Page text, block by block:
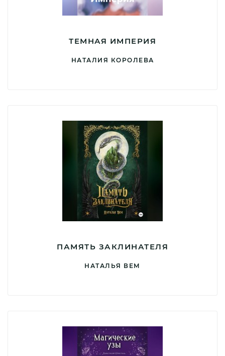
ТЕМНАЯ ИМПЕРИЯ
НАТАЛИЯ КОРОЛЕВА
ПАМЯТЬ ЗАКЛИНАТЕЛЯ
НАТАЛЬЯ ВЕМ